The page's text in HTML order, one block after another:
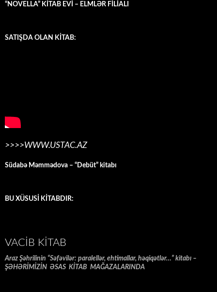
“NOVELLA” KİTAB EVİ – ELMLƏR FİLİALI
SATIŞDA OLAN KİTAB:
>>>>WWW.USTAC.AZ
Südabə Məmmədova – “Debüt” kitabı
BU XÜSUSİ KİTABDIR:
VACIB KITAB
Araz Şəhrilinin “Səfəvilər: paralellər, ehtimallar, həqiqətlər…” kitabı –
ŞƏHƏRİMİZİN ƏSAS KİTAB MAĞAZALARINDA